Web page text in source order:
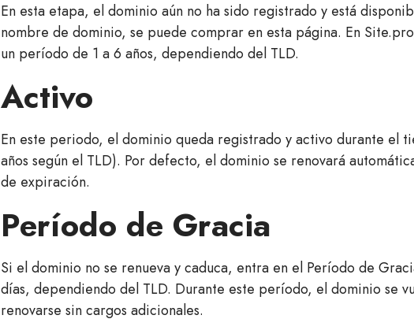
En esta etapa, el dominio aún no ha sido registrado y está
nombre de dominio, se puede comprar en esta página. En
un período de 1 a 6 años, dependiendo del TLD.
Activo
En este periodo, el dominio queda registrado y activo durante el
años según el TLD). Por defecto, el dominio se renovará
de expiración.
Período de Gracia
Si el dominio no se renueva y caduca, entra en el Período de
días, dependiendo del TLD. Durante este período, el dominio se
renovarse sin cargos adicionales.